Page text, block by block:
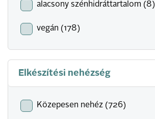
alacsony szénhidráttartalom (8)
vegán (178)
Elkészítési nehézség
Közepesen nehéz (726)